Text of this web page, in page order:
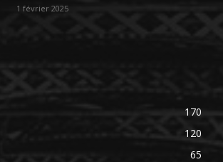
1 février 2025
170
120
65